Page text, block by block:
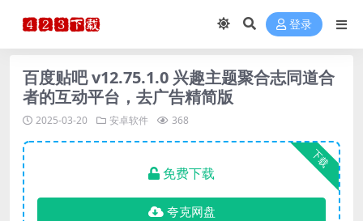
登录
百度贴吧 v12.75.1.0 兴趣主题聚合志同道合
者的互动平台，去广告精简版
2025-03-20 安卓软件 368
下载
免费下载
夸克网盘